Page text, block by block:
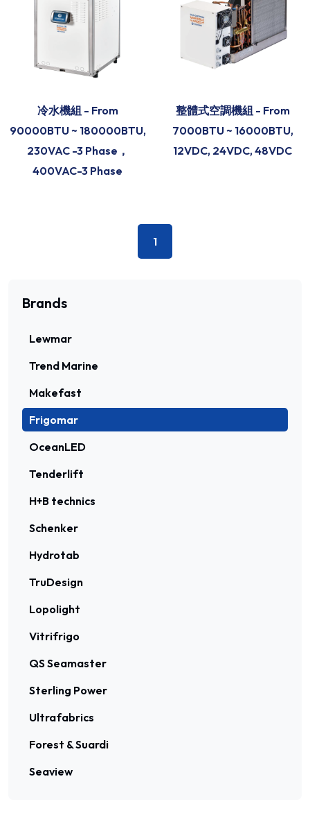
Brands
Lewmar
Trend Marine
Makefast
Frigomar
OceanLED
Tenderlift
H+B technics
Schenker
Hydrotab
TruDesign
Lopolight
Vitrifrigo
QS Seamaster
Sterling Power
Ultrafabrics
Forest & Suardi
Seaview
冷水機組 - From
90000BTU ~ 180000BTU,
230VAC -3 Phase，
400VAC-3 Phase
整體式空調機組 - From
7000BTU ~ 16000BTU,
12VDC, 24VDC, 48VDC
1